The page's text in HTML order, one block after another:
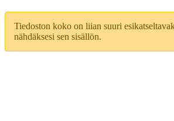
Tiedoston koko on liian suuri
nähdäksesi sen sisällön.